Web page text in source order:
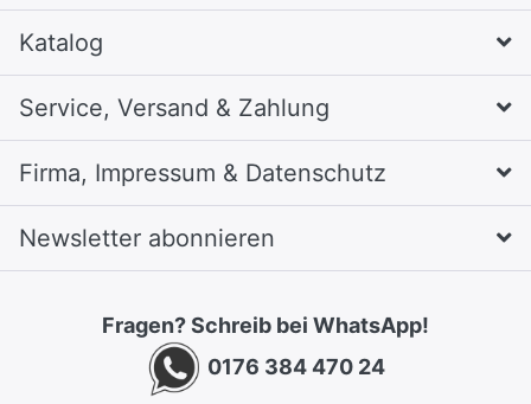
Katalog
Service, Versand & Zahlung
Firma, Impressum & Datenschutz
Newsletter abonnieren
Fragen? Schreib bei WhatsApp!
0176 384 470 24